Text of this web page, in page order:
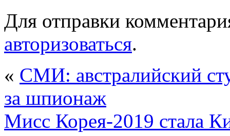
Для отправки
авторизоваться.
« СМИ: австралийский
за шпионаж
Мисс Корея-2019 стала